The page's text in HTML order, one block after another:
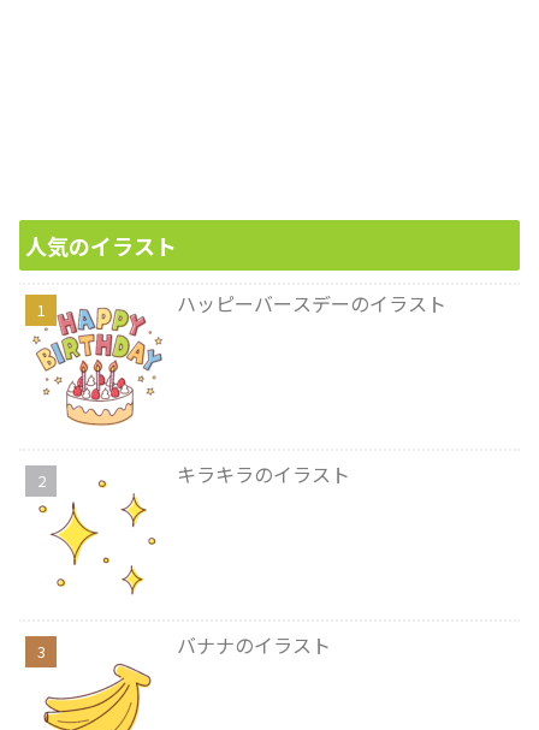
人気のイラスト
ハッピーバースデーのイラスト
キラキラのイラスト
バナナのイラスト